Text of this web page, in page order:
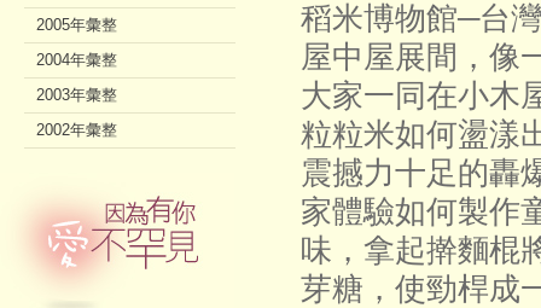
稻米博物館─台
屋中屋展間，像
大家一同在小木
粒粒米如何盪漾
震撼力十足的轟
家體驗如何製作
味，拿起擀麵棍
芽糖，使勁桿成
2005年彙整
2004年彙整
2003年彙整
2002年彙整